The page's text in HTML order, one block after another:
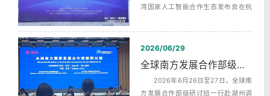
湾国家人工智能合作生态发布会在杭
了...
2026/06/29
全球南方发展合作部级研讨班赴湖州调研翻译服务
2026年6月26日至27日，全球南
方发展合作部级研讨班一行赴湖州调